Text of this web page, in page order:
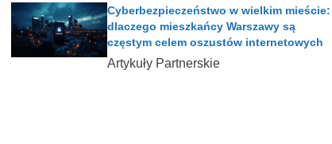
Artykuły Partnerskie
Cyberbezpieczeństwo w wielkim mieście:
dlaczego mieszkańcy Warszawy są
częstym celem oszustów internetowych